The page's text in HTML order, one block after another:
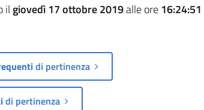
il giovedì 17 ottobre 2019alle ore16:24:51
di pertinenza
di pertinenza